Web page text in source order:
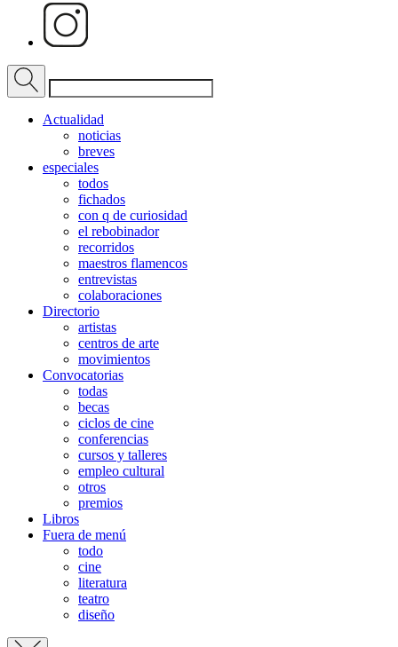
Actualidad
noticias
breves
especiales
todos
fichados
con q de curiosidad
el rebobinador
recorridos
maestros flamencos
entrevistas
colaboraciones
Directorio
artistas
centros de arte
movimientos
Convocatorias
todas
becas
ciclos de cine
conferencias
cursos y talleres
empleo cultural
otros
premios
Libros
Fuera de menú
todo
cine
literatura
teatro
diseño